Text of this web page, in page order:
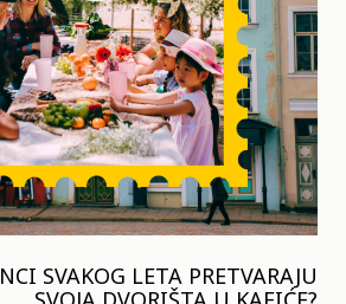
SVAKOG LETA PRETVARAJU